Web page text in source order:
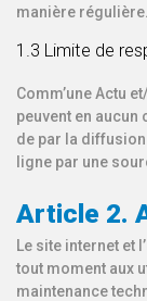
manière régulière.
1.3 Limite de
Comm’une Actu
peuvent en
de par la diffusion
ligne par une
Article 2.
Le site internet et
tout moment aux
maintenance